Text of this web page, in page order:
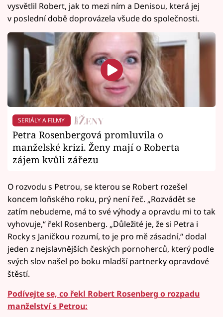
vysvětlil Robert, jak to mezi ním a Denisou, která jej
v poslední době doprovázela všude do společnosti.
SERIÁLY A FILMY
Petra Rosenbergová promluvila o
manželské krizi. Ženy mají o Roberta
zájem kvůli zářezu
O rozvodu s Petrou, se kterou se Robert rozešel
koncem loňského roku, prý není řeč. „Rozvádět se
zatím nebudeme, má to své výhody a opravdu mi to tak
vyhovuje,“ řekl Rosenberg. „Důležité je, že si Petra i
Rocky s Janičkou rozumí, to je pro mě zásadní,“ dodal
jeden z nejslavnějších českých pornoherců, který podle
svých slov našel po boku mladší partnerky opravdové
štěstí.
Podívejte se, co řekl Robert Rosenberg o rozpadu
manželství s Petrou: